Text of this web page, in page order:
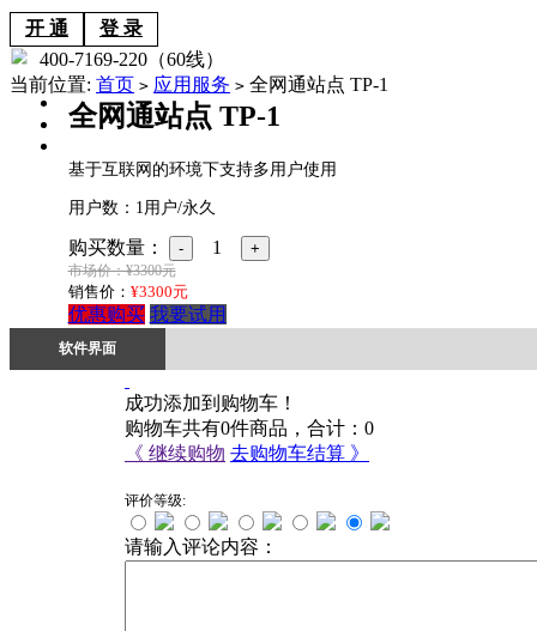
开 通
登 录
400-7169-220（60线）
当前位置: 首页 > 应用服务 > 全网通站点 TP-1
全网通站点 TP-1
基于互联网的环境下支持多用户使用
用户数：1用户/永久
购买数量： - 1 +
市场价：¥3300元
销售价： ¥3300元
优惠购买 我要试用
软件界面
成功添加到购物车！
购物车共有0件商品，合计： 0
《 继续购物 去购物车结算 》
评价等级:
请输入评论内容：